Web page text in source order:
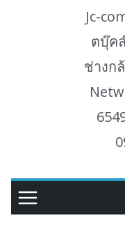
Jc-
ตบุ๊ค
ช่างก